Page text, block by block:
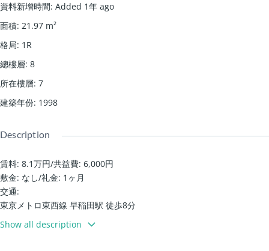
資料新增時間: Added 1年 ago
面積: 21.97 m²
格局: 1R
總樓層: 8
所在樓層: 7
建築年份: 1998
Description
賃料: 8.1万円/共益費: 6,000円
敷金: なし/礼金: 1ヶ月
交通:
東京メトロ東西線 早稲田駅 徒歩8分
JR山手線 高田馬場駅 徒歩12分
東京さくらトラム（都電荒川線） 面影橋駅 徒歩5分
Show all description